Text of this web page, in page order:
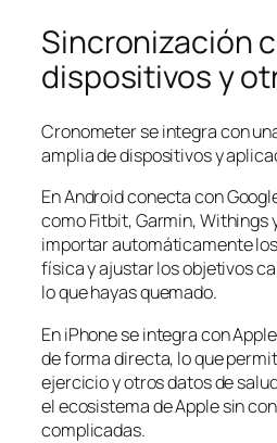
Sincronización
dispositivos y
Cronometer se integra con
amplia de dispositivos y
En Android conecta con
como Fitbit, Garmin, Withings
importar automáticamente
física y ajustar los objetivos
lo que hayas quemado.
En iPhone se integra con
de forma directa, lo que
ejercicio y otros datos de
el ecosistema de Apple sin
complicadas.